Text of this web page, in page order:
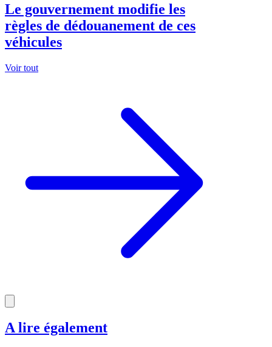
Le gouvernement modifie les
règles de dédouanement de ces
véhicules
Voir tout
A lire également